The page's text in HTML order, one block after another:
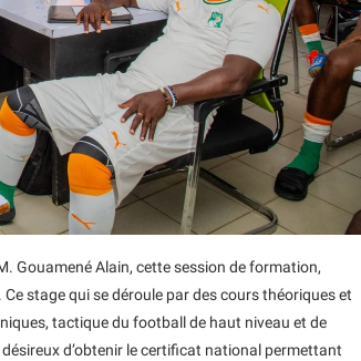
Gouamené Alain, cette session de formation,
stage qui se déroule par des cours théoriques et
tactique du football de haut niveau et de
désireux d’obtenir le certificat national permettant